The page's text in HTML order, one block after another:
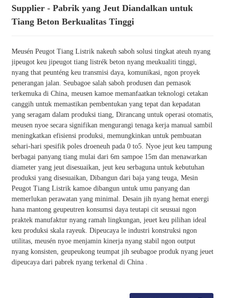
Supplier - Pabrik yang Jeut Diandalkan untuk
Tiang Beton Berkualitas Tinggi
Meusén Peugot Tiang Listrik nakeuh saboh solusi tingkat ateuh nyang
jipeugot keu jipeugot tiang listrék beton nyang meukualiti tinggi,
nyang that peunténg keu transmisi daya, komunikasi, ngon proyek
penerangan jalan. Seubagoe salah saboh produsen dan pemasok
terkemuka di China, meusen kamoe memanfaatkan teknologi cetakan
canggih untuk memastikan pembentukan yang tepat dan kepadatan
yang seragam dalam produksi tiang, Dirancang untuk operasi otomatis,
meusen nyoe secara signifikan mengurangi tenaga kerja manual sambil
meningkatkan efisiensi produksi, memungkinkan untuk pembuatan
sehari-hari spesifik poles droeneuh pada 0 to5. Nyoe jeut keu tampung
berbagai panyang tiang mulai dari 6m sampoe 15m dan menawarkan
diameter yang jeut disesuaikan, jeut keu serbaguna untuk kebutuhan
produksi yang disesuaikan, Dibangun dari baja yang teuga, Mesin
Peugot Tiang Listrik kamoe dibangun untuk umu panyang dan
memerlukan perawatan yang minimal. Desain jih nyang hemat energi
hana mantong geupeutren konsumsi daya teutapi cit seusuai ngon
praktek manufaktur nyang ramah lingkungan, jeuet keu pilihan ideal
keu produksi skala rayeuk. Dipeucaya le industri konstruksi ngon
utilitas, meusén nyoe menjamin kinerja nyang stabil ngon output
nyang konsisten, geupeukong teumpat jih seubagoe produk nyang jeuet
dipeucaya dari pabrek nyang terkenal di China .